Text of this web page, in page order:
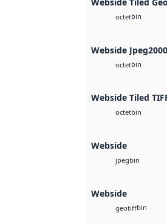
octetbin
Webside Jpeg2000
octetbin
Webside Tiled
octetbin
Webside
jpegbin
Webside
geotiffbin